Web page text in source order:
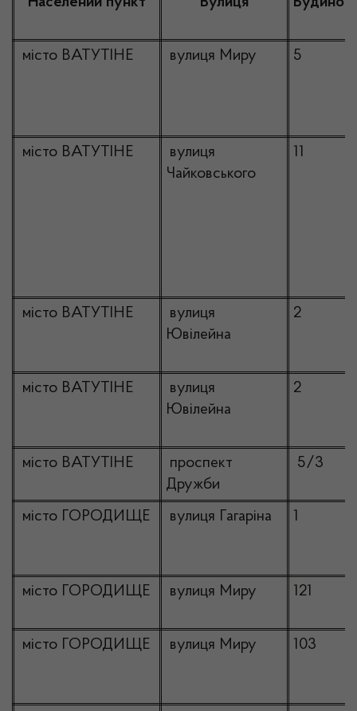
місто ВАТУТІНЕ вулиця Миру 5
місто ВАТУТІНЕ
вулиця
Чайковського
11
місто ВАТУТІНЕ
вулиця
Ювілейна
2
місто ВАТУТІНЕ
вулиця
Ювілейна
2
місто ВАТУТІНЕ
проспект
Дружби
5/3
місто ГОРОДИЩЕ вулиця Гагаріна 1
місто ГОРОДИЩЕ вулиця Миру 121
місто ГОРОДИЩЕ вулиця Миру 103